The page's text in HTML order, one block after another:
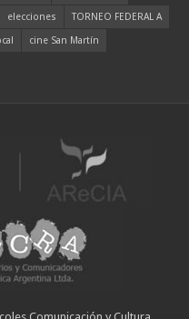
elecciones
TORNEO FEDERAL A
cine San Martín